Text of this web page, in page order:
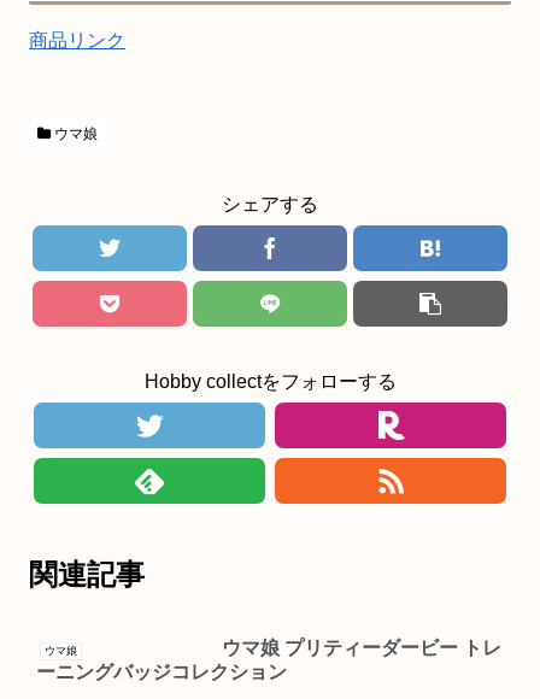
商品リンク
ウマ娘
シェアする
Hobby collectをフォローする
関連記事
ウマ娘
ウマ娘 プリティーダービー トレ
ーニングバッジコレクション